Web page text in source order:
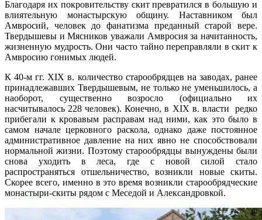
Благодаря их покровительству скит превратился в большую и
влиятельную монастырскую общину. Наставником был
Амвросий, человек до фанатизма преданный старой вере.
Твердышевы и Мясников уважали Амвросия за начитанность,
жизненную мудрость. Они часто тайно переправляли в скит к
Амвросию гонимых людей.
К 40-м гг. XIX в. количество старообрядцев на заводах, ранее
принадлежавших Твердышевым, не только не уменьшилось, а
наоборот, существенно возросло (официально их
насчитывалось 228 человек). Конечно, в XIX в. власти редко
прибегали к кровавым расправам над ними, как это было в
самом начале церковного раскола, однако даже постоянное
административное давление на них явно не способствовали
нормальной жизни. Поэтому старообрядцы вынуждены были
снова уходить в леса, где с новой силой стало
распространяться отшельничество, возникли новые скиты.
Скорее всего, именно в это время возникли старообрядческие
монастыри-скиты рядом с Меседой и Александровкой.